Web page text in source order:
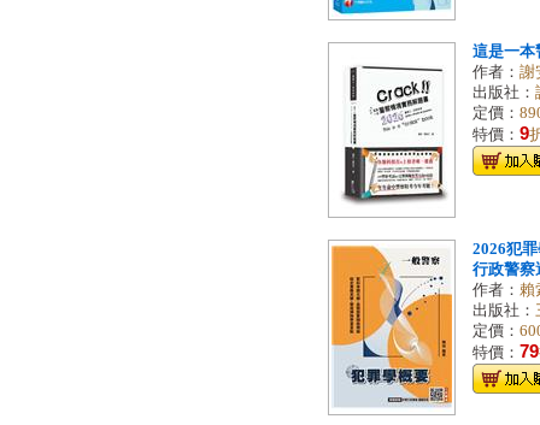
這是一本
作者： 謝
出版社：
定價：
特價： 9
2026犯
行政警察
作者： 賴
出版社：
定價：
特價： 79